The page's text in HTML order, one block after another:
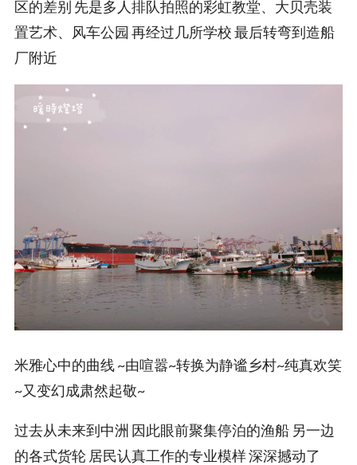
区的差别 先是多人排队拍照的彩虹教堂、大贝壳装
置艺术、风车公园 再经过几所学校 最后转弯到造船
厂附近
米雅心中的曲线 ~由喧嚣~转换为静谧乡村~纯真欢笑
~又变幻成肃然起敬~
过去从未来到中洲 因此眼前聚集停泊的渔船 另一边
的各式货轮 居民认真工作的专业模样 深深撼动了